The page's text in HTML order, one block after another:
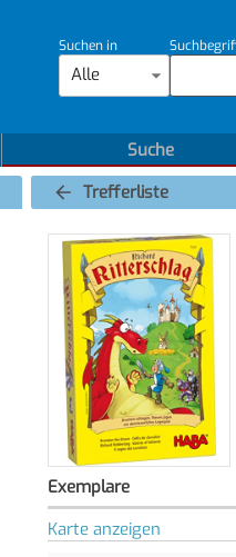
Suchen in
Alle
Suche
Trefferliste
Exemplare
Karte anzeigen